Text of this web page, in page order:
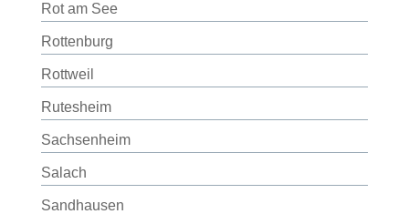
Rot am See
Rottenburg
Rottweil
Rutesheim
Sachsenheim
Salach
Sandhausen